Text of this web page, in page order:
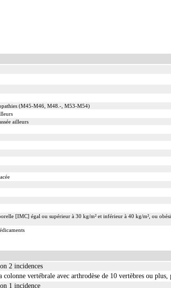
(M45-M46, M48.-, M53-M54)
ailleurs
[IMC] égal ou supérieur à 30 kg/m² et inférieur à 40 kg/m², ou
2 incidences
vertébrale avec arthrodèse de 10 vertèbres ou plus,
1 incidence